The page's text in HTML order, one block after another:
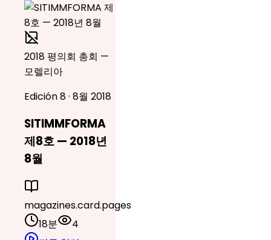
2018 평의회 총회 —
모렐리아
Edición 8 · 8월 2018
SITIMMFORMA
제8호 — 2018년
8월
magazines.card.pages
18분
4